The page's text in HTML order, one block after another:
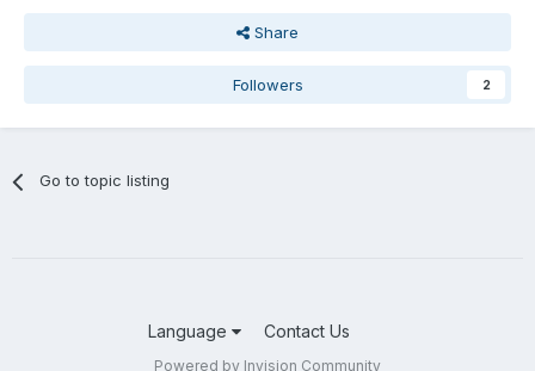
Share
Followers 2
Go to topic listing
Language Contact Us
Powered by Invision Community